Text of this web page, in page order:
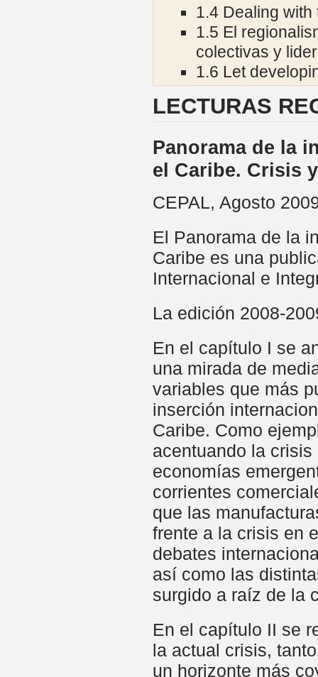
1.4 Dealing
1.5 El
colectivas y
1.6 Let
LECTURAS
Panorama de la
el Caribe. Crisis
CEPAL, Agosto
El Panorama de la
Caribe es una
Internacional e
La edición 2008-
En el capítulo I se
una mirada de
variables que más
inserción
Caribe. Como
acentuando la
economías
corrientes
que las
frente a la crisis en
debates
así como las
surgido a raíz de la
En el capítulo II se
la actual crisis,
un horizonte más